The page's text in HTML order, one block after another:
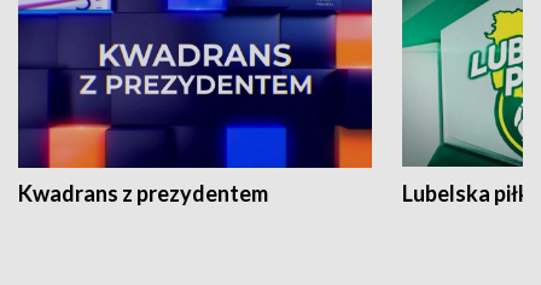
Kwadrans z prezydentem Lubelska piłka